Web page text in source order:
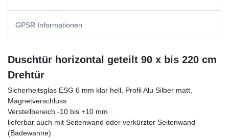
GPSR Informationen
Duschtür horizontal geteilt 90 x bis 220 cm
Drehtür
Sicherheitsglas ESG 6 mm klar hell, Profil Alu Silber matt,
Magnetverschluss
Verstellbereich -10 bis +10 mm
lieferbar auch mit Seitenwand oder verkürzter Seitenwand
(Badewanne)